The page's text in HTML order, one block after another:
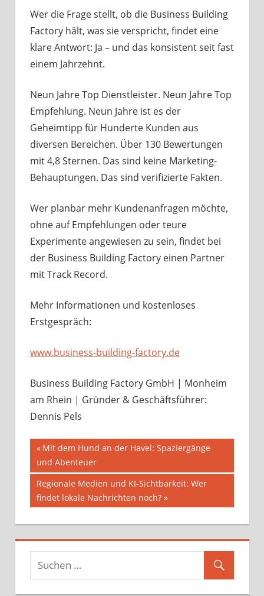
Wer die Frage stellt, ob die Business Building
Factory hält, was sie verspricht, findet eine
klare Antwort: Ja – und das konsistent seit fast
einem Jahrzehnt.
Neun Jahre Top Dienstleister. Neun Jahre Top
Empfehlung. Neun Jahre ist es der
Geheimtipp für Hunderte Kunden aus
diversen Bereichen. Über 130 Bewertungen
mit 4,8 Sternen. Das sind keine Marketing-
Behauptungen. Das sind verifizierte Fakten.
Wer planbar mehr Kundenanfragen möchte,
ohne auf Empfehlungen oder teure
Experimente angewiesen zu sein, findet bei
der Business Building Factory einen Partner
mit Track Record.
Mehr Informationen und kostenloses
Erstgespräch:
www.business-building-factory.de
Business Building Factory GmbH | Monheim
am Rhein | Gründer & Geschäftsführer:
Dennis Pels
Beitragsnavigation
Vorheriger
Beitrag:
Mit dem Hund an der Havel: Spaziergänge
und Abenteuer
Nächster
Beitrag:
Regionale Medien und KI-Sichtbarkeit: Wer
findet lokale Nachrichten noch?